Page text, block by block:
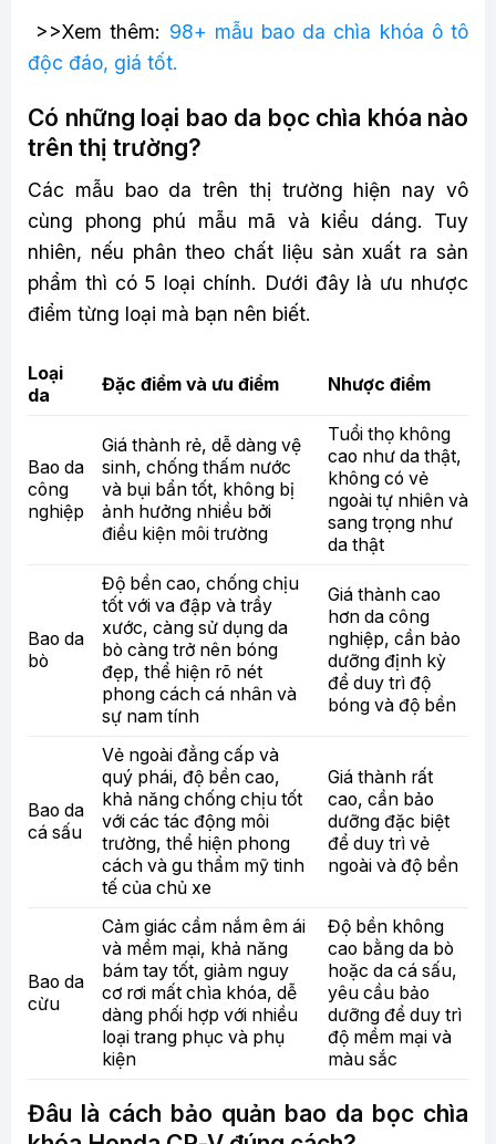
>>Xem thêm: 98+ mẫu bao da chìa khóa ô tô
độc đáo, giá tốt.
Có những loại bao da bọc chìa khóa nào
trên thị trường?
Các mẫu bao da trên thị trường hiện nay vô
cùng phong phú mẫu mã và kiểu dáng. Tuy
nhiên, nếu phân theo chất liệu sản xuất ra sản
phẩm thì có 5 loại chính. Dưới đây là ưu nhược
điểm từng loại mà bạn nên biết.
Loại
da
Đặc điểm và ưu điểm Nhược điểm
Bao da
công
nghiệp
Giá thành rẻ, dễ dàng vệ
sinh, chống thấm nước
và bụi bẩn tốt, không bị
ảnh hưởng nhiều bởi
điều kiện môi trường
Tuổi thọ không
cao như da thật,
không có vẻ
ngoài tự nhiên và
sang trọng như
da thật
Bao da
bò
Độ bền cao, chống chịu
tốt với va đập và trầy
xước, càng sử dụng da
bò càng trở nên bóng
đẹp, thể hiện rõ nét
phong cách cá nhân và
sự nam tính
Giá thành cao
hơn da công
nghiệp, cần bảo
dưỡng định kỳ
để duy trì độ
bóng và độ bền
Bao da
cá sấu
Vẻ ngoài đẳng cấp và
quý phái, độ bền cao,
khả năng chống chịu tốt
với các tác động môi
trường, thể hiện phong
cách và gu thẩm mỹ tinh
tế của chủ xe
Giá thành rất
cao, cần bảo
dưỡng đặc biệt
để duy trì vẻ
ngoài và độ bền
Bao da
cừu
Cảm giác cầm nắm êm ái
và mềm mại, khả năng
bám tay tốt, giảm nguy
cơ rơi mất chìa khóa, dễ
dàng phối hợp với nhiều
loại trang phục và phụ
kiện
Độ bền không
cao bằng da bò
hoặc da cá sấu,
yêu cầu bảo
dưỡng để duy trì
độ mềm mại và
màu sắc
Đâu là cách bảo quản bao da bọc chìa